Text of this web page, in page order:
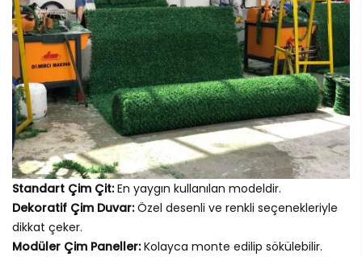
Standart Çim Çit:En yaygın kullanılan modeldir.
Dekoratif Çim Duvar:Özel desenli ve renkli seçenekleriyle
dikkat çeker.
Modüler Çim Paneller:Kolayca monte edilip sökülebilir.